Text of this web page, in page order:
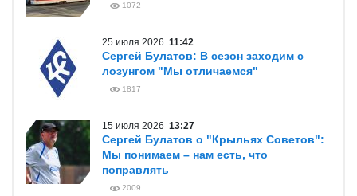
1072
25 июля 2026 11:42
Сергей Булатов: В сезон заходим с
лозунгом "Мы отличаемся"
1817
15 июля 2026 13:27
Сергей Булатов о "Крыльях Советов":
Мы понимаем – нам есть, что
поправлять
2009